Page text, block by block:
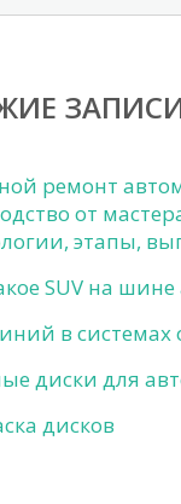
ремонт
от
этапы,
SUV на шине
в системах
диски для
дисков